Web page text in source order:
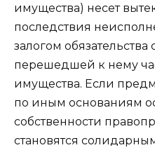
имущества) несет
последствия
залогом
перешедшей к нему
имущества. Если
по иным основаниям
собственности
становятся